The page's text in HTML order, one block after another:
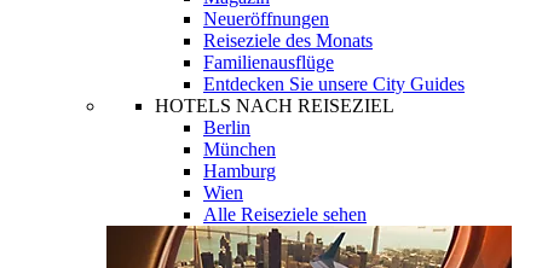
Neueröffnungen
Reiseziele des Monats
Familienausflüge
Entdecken Sie unsere City Guides
HOTELS NACH REISEZIEL
Berlin
München
Hamburg
Wien
Alle Reiseziele sehen